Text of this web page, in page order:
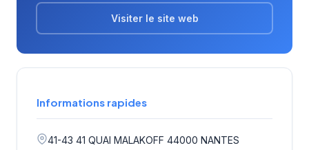
Visiter le site web
Informations rapides
41-43 41 QUAI MALAKOFF 44000 NANTES